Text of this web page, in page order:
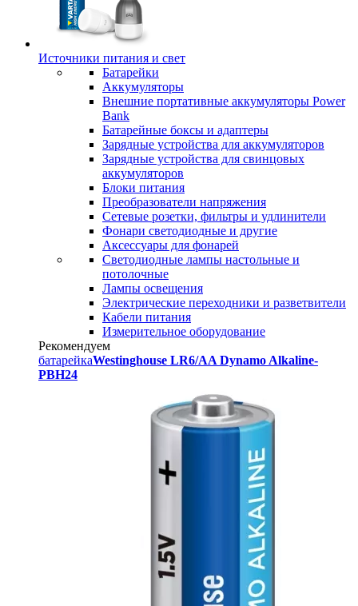
Источники питания и свет
Батарейки
Аккумуляторы
Внешние портативные аккумуляторы Power
Bank
Батарейные боксы и адаптеры
Зарядные устройства для аккумуляторов
Зарядные устройства для свинцовых
аккумуляторов
Блоки питания
Преобразователи напряжения
Сетевые розетки, фильтры и удлинители
Фонари светодиодные и другие
Аксессуары для фонарей
Светодиодные лампы настольные и
потолочные
Лампы освещения
Электрические переходники и разветвители
Кабели питания
Измерительное оборудование
Рекомендуем
батарейкаWestinghouse LR6/AA Dynamo Alkaline-
PBH24